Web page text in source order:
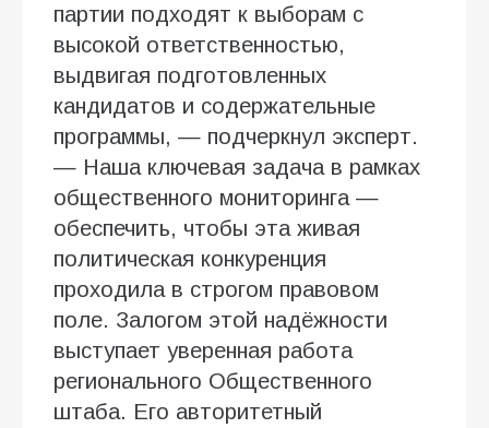
партии подходят к выборам с
высокой ответственностью,
выдвигая подготовленных
кандидатов и содержательные
программы, — подчеркнул эксперт.
— Наша ключевая задача в рамках
общественного мониторинга —
обеспечить, чтобы эта живая
политическая конкуренция
проходила в строгом правовом
поле. Залогом этой надёжности
выступает уверенная работа
регионального Общественного
штаба. Его авторитетный